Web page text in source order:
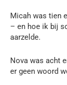
Micah was tien
– en hoe ik bij
aarzelde.
Nova was acht
er geen woord